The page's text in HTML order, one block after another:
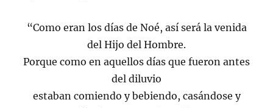
“Como eran los días de Noé, así será la venida
del Hijo del Hombre.
Porque como en aquellos días que fueron antes
del diluvio
estaban comiendo y bebiendo, casándose y